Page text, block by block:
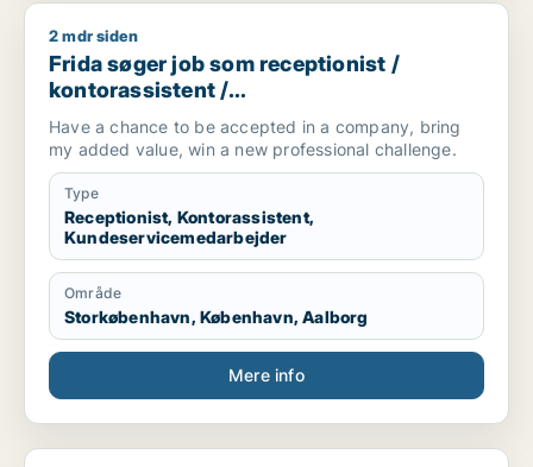
Frida søger job som receptionist / kontorassistent /
2 mdr siden
Frida søger job som receptionist /
kontorassistent /
kundeservicemedarbejder
Have a chance to be accepted in a company, bring
my added value, win a new professional challenge.
Type
Receptionist, Kontorassistent,
Kundeservicemedarbejder
Område
Storkøbenhavn, København, Aalborg
Mere info